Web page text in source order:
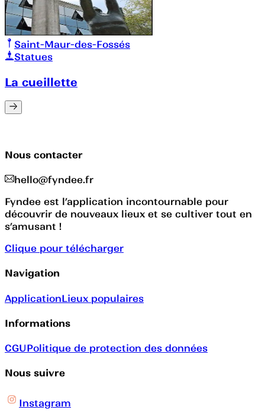
Saint-Maur-des-Fossés
Statues
La cueillette
Nous contacter
hello@fyndee.fr
Fyndee est l’application incontournable pour
découvrir de nouveaux lieux et se cultiver tout en
s’amusant !
Clique pour télécharger
Navigation
ApplicationLieux populaires
Informations
CGUPolitique de protection des données
Nous suivre
Instagram